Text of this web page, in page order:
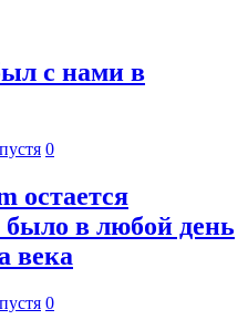
с нами в
0
остается
в любой день
века
0